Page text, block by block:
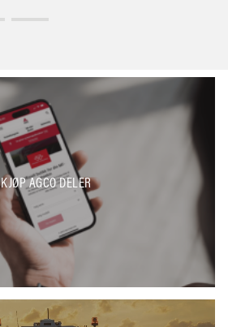
KJØP AGCO DELER